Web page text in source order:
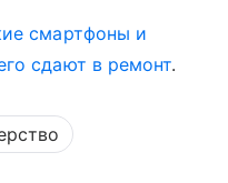
смартфоны и
сдают в ремонт.